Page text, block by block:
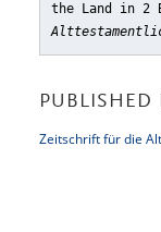
the Land in 2
PUBLISHED
Zeitschrift für die